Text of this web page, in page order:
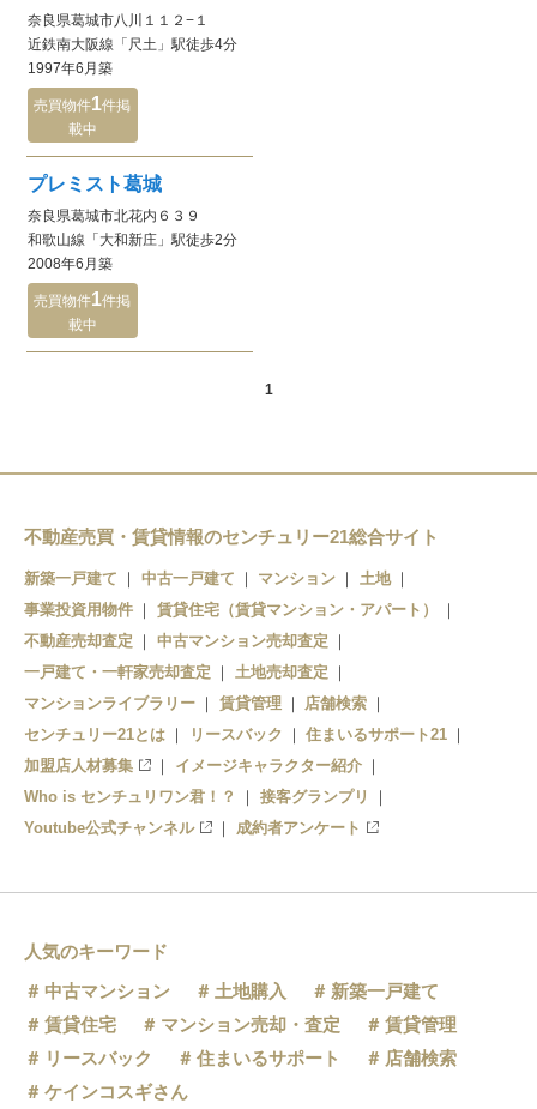
奈良県葛城市八川１１２−１
近鉄南大阪線 「尺土」駅徒歩4分
1997年6月 築
売買物件1件掲
載中
プレミスト葛城
奈良県葛城市北花内６３９
和歌山線 「大和新庄」駅徒歩2分
2008年6月 築
売買物件1件掲
載中
1
不動産売買・賃貸情報のセンチュリー21総合サイト
新築一戸建て 中古一戸建て マンション
土地
事業投資用物件
賃貸住宅（賃貸マンション・アパート）
不動産売却査定
中古マンション売却査定
一戸建て・一軒家売却査定
土地売却査定
マンションライブラリー
賃貸管理
店舗検索
センチュリー21とは
リースバック
住まいるサポート21
加盟店人材募集
イメージキャラクター紹介
Who is センチュリワン君！？
接客グランプリ
Youtube公式チャンネル
成約者アンケート
人気のキーワード
中古マンション
土地購入
新築一戸建て
賃貸住宅
マンション売却・査定
賃貸管理
リースバック
住まいるサポート
店舗検索
ケインコスギさん